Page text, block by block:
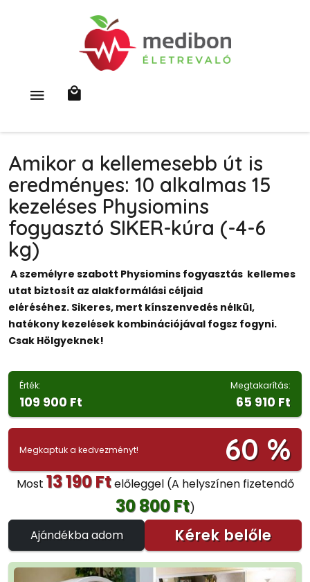
Amikor a kellemesebb út is
eredményes: 10 alkalmas 15
kezeléses Physiomins
fogyasztó SIKER-kúra (-4-6
kg)
A személyre szabott Physiomins fogyasztás kellemes
utat biztosít az alakformálási céljaid
eléréséhez. Sikeres, mert kínszenvedés nélkül,
hatékony kezelések kombinációjával fogsz fogyni.
Csak Hölgyeknek!
Érték:
109 900 Ft
Megtakarítás:
65 910 Ft
Megkaptuk a kedvezményt! 60 %
Most 13 190 Ftelőleggel (A helyszínen fizetendő
30 800 Ft)
Ajándékba adom
Kérek belőle